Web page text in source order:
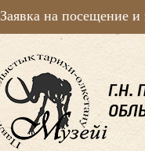
Заявка на посещение